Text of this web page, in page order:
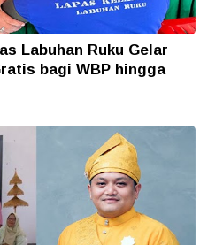
Labuhan Ruku Gelar
bagi WBP hingga